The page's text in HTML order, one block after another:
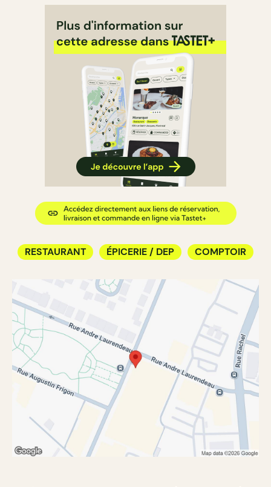
RESTAURANT ÉPICERIE / DEP COMPTOIR